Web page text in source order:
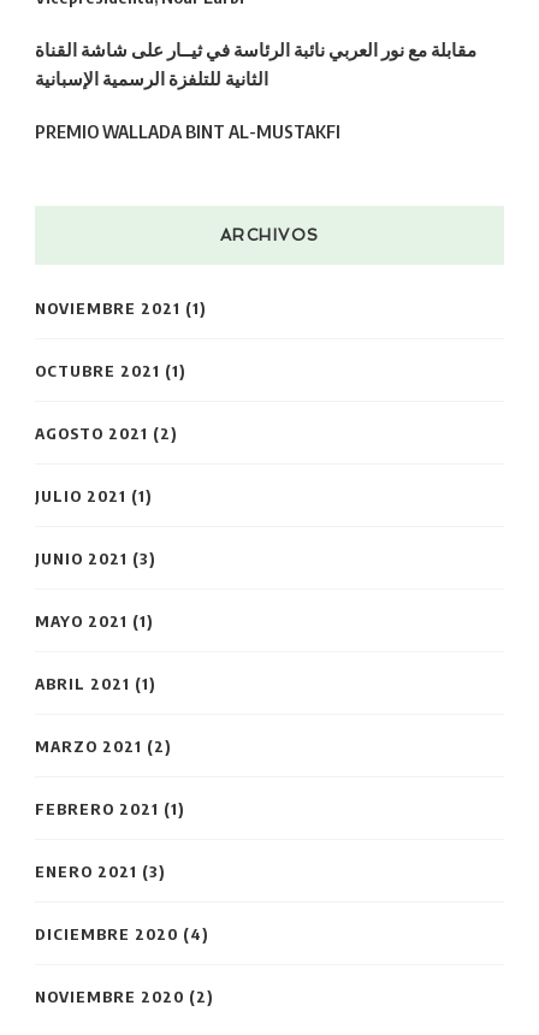
مقابلة مع نور العربي نائبة الرئاسة في ثيــار على شاشة القناة
الثانية للتلفزة الرسمية الإسبانية
PREMIO WALLADA BINT AL-MUSTAKFI
ARCHIVOS
NOVIEMBRE 2021 (1)
OCTUBRE 2021 (1)
AGOSTO 2021 (2)
JULIO 2021 (1)
JUNIO 2021 (3)
MAYO 2021 (1)
ABRIL 2021 (1)
MARZO 2021 (2)
FEBRERO 2021 (1)
ENERO 2021 (3)
DICIEMBRE 2020 (4)
NOVIEMBRE 2020 (2)